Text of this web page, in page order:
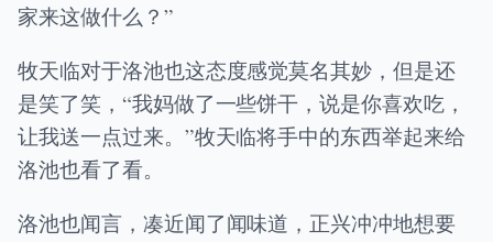
家来这做什么？”
牧天临对于洛池也这态度感觉莫名其妙，但是还
是笑了笑，“我妈做了一些饼干，说是你喜欢吃，
让我送一点过来。”牧天临将手中的东西举起来给
洛池也看了看。
洛池也闻言，凑近闻了闻味道，正兴冲冲地想要